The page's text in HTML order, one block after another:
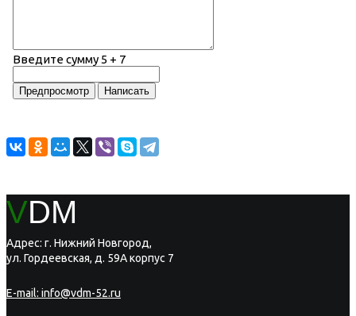
Введите сумму 5 + 7
VDM
Адрес: г. Нижний Новгород,
ул. Гордеевская, д. 59А корпус 7
E-mail: info@vdm-52.ru